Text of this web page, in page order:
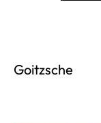
Goitzsche